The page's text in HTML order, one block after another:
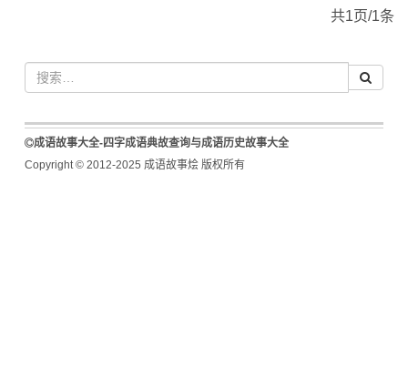
共1页/1条
成语故事大全-四字成语典故查询与成语历史故事大全
Copyright © 2012-2025 成语故事烩 版权所有